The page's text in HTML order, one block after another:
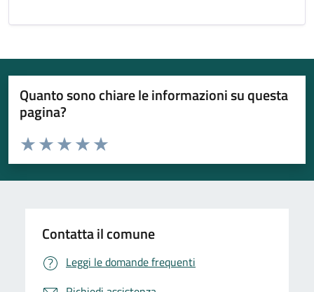
Quanto sono chiare le informazioni su questa
pagina?
Valuta da 1 a 5 stelle la pagina
Valuta 5 stelle su 5
Valuta 4 stelle su 5
Valuta 3 stelle su 5
Valuta 2 stelle su 5
Valuta 1 stelle su 5
Contatta il comune
Leggi le domande frequenti